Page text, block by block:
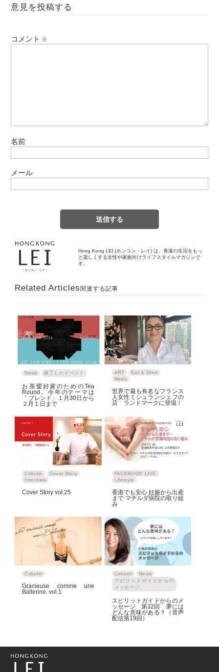
意見を投稿する
コメント※
名前
メール
Hong Kong LEI (ホンコン・レイ) は、香港の生活をもっ
と楽しくする女性や家族向けライフスタイルマガジンで
す。
Related Articles 関連する記事
News 終了したイベント
お茶愛好家のためのTea
Round。今年のテーマは
「ブレンド」１月30日から
２月１日まで
ART
Eat & Drink
News
世界で最も有名なフランス
人女性ミシュランシェフの
店 ランドマークに登場！
Column
Cover Story
Interview
Cover Story vol.25
FACEBOOK LIVE
Lifestyle
香港でも安心 妊娠から出産
まで マチルダ病院の取り組
み
Column
Gracieuse comme une
Ballerine. vol.1
Column
News
スピリットガイドからの
メッセージ
スピリットガイドからのメ
ッセージ 第32回 夢には
どんな意味がある？（音声
配信第19回）